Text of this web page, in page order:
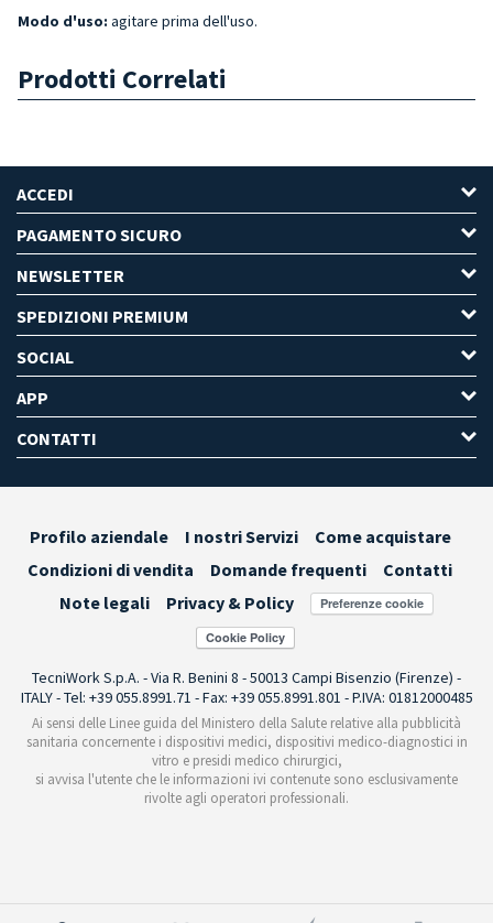
Modo d'uso: agitare prima dell'uso.
Prodotti Correlati
ACCEDI
PAGAMENTO SICURO
NEWSLETTER
SPEDIZIONI PREMIUM
SOCIAL
APP
CONTATTI
Profilo aziendale I nostri Servizi
Come acquistare
Condizioni di vendita
Domande frequenti
Contatti
Note legali
Privacy & Policy Preferenze cookie
TecniWork S.p.A. - Via R. Benini 8 - 50013 Campi Bisenzio (Firenze) -
ITALY - Tel: +39 055.8991.71 - Fax: +39 055.8991.801 - P.IVA: 01812000485
Ai sensi delle Linee guida del Ministero della Salute relative alla pubblicità
sanitaria concernente i dispositivi medici, dispositivi medico-diagnostici in
vitro e presidi medico chirurgici,
si avvisa l'utente che le informazioni ivi contenute sono esclusivamente
rivolte agli operatori professionali.